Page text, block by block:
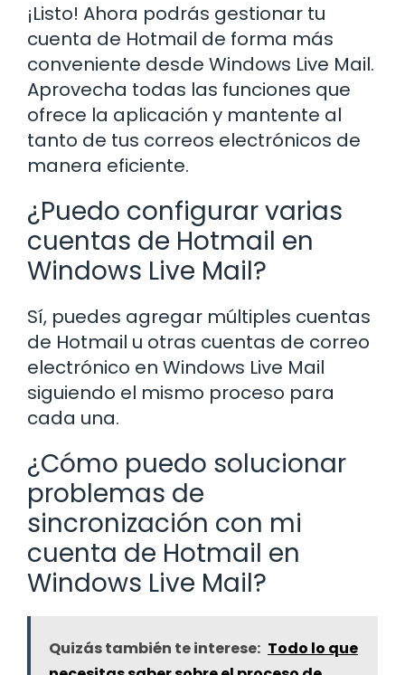
¡Listo! Ahora podrás gestionar tu
cuenta de Hotmail de forma más
conveniente desde Windows Live Mail.
Aprovecha todas las funciones que
ofrece la aplicación y mantente al
tanto de tus correos electrónicos de
manera eficiente.
¿Puedo configurar varias
cuentas de Hotmail en
Windows Live Mail?
Sí, puedes agregar múltiples cuentas
de Hotmail u otras cuentas de correo
electrónico en Windows Live Mail
siguiendo el mismo proceso para
cada una.
¿Cómo puedo solucionar
problemas de
sincronización con mi
cuenta de Hotmail en
Windows Live Mail?
Quizás también te interese: Todo lo que